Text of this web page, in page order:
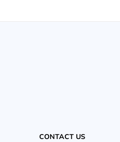
CONTACT US